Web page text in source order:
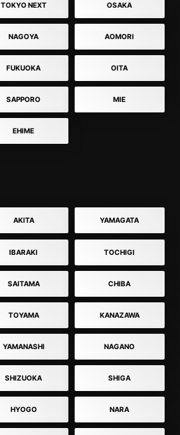
TOKYO NEXT OSAKA
NAGOYA AOMORI
FUKUOKA OITA
SAPPORO MIE
EHIME
AKITA YAMAGATA
IBARAKI TOCHIGI
SAITAMA CHIBA
TOYAMA KANAZAWA
YAMANASHI NAGANO
SHIZUOKA SHIGA
HYOGO NARA